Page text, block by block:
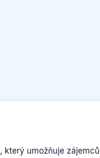
, který umožňuje